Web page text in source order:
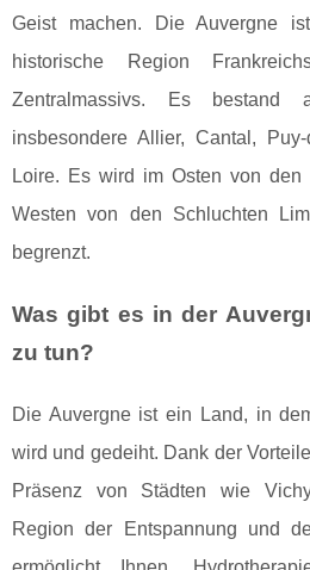
Geist machen. Die Auvergne
historische Region
Zentralmassivs. Es bestand
insbesondere Allier, Cantal,
Loire. Es wird im Osten von den
Westen von den Schluchten
begrenzt.
Was gibt es in der
zu tun?
Die Auvergne ist ein Land, in
wird und gedeiht. Dank der
Präsenz von Städten wie
Region der Entspannung und